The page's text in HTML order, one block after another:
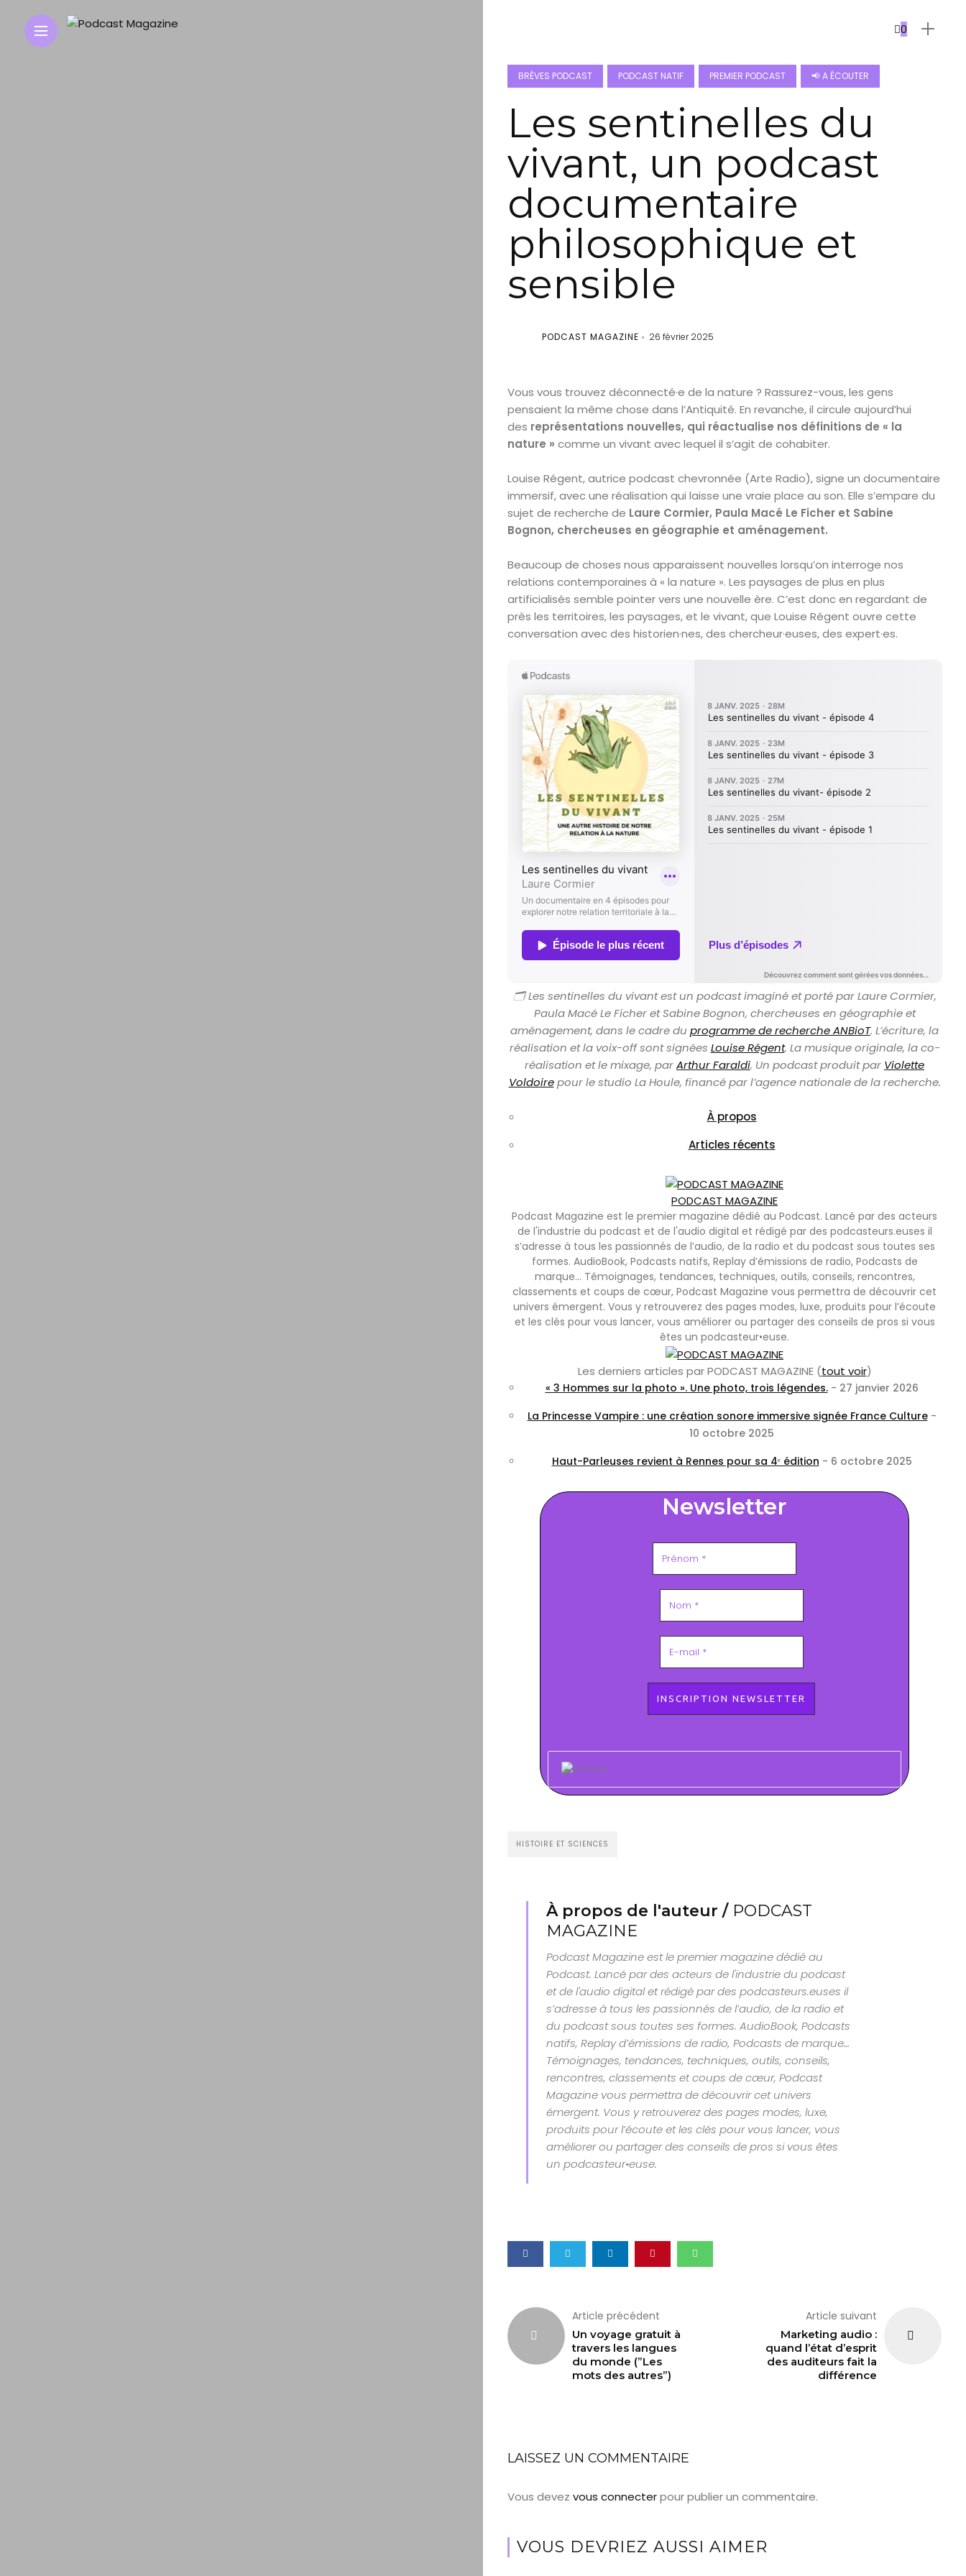
0
BRÈVES PODCAST PODCAST NATIF PREMIER PODCAST 📢 A ÉCOUTER
Les sentinelles du
vivant, un podcast
documentaire
philosophique et
sensible
PODCAST MAGAZINE 26 février 2025
Vous vous trouvez déconnecté·e de la nature ? Rassurez-vous, les gens
pensaient la même chose dans l’Antiquité. En revanche, il circule aujourd’hui
des représentations nouvelles, qui réactualise nos définitions de « la
nature » comme un vivant avec lequel il s’agit de cohabiter.
Louise Régent, autrice podcast chevronnée (Arte Radio), signe un documentaire
immersif, avec une réalisation qui laisse une vraie place au son. Elle s’empare du
sujet de recherche de Laure Cormier, Paula Macé Le Ficher et Sabine
Bognon, chercheuses en géographie et aménagement.
Beaucoup de choses nous apparaissent nouvelles lorsqu’on interroge nos
relations contemporaines à « la nature ». Les paysages de plus en plus
artificialisés semble pointer vers une nouvelle ère. C’est donc en regardant de
près les territoires, les paysages, et le vivant, que Louise Régent ouvre cette
conversation avec des historien·nes, des chercheur·euses, des expert·es.
🗂️ Les sentinelles du vivant est un podcast imaginé et porté par Laure Cormier,
Paula Macé Le Ficher et Sabine Bognon, chercheuses en géographie et
aménagement, dans le cadre du programme de recherche ANBioT. L’écriture, la
réalisation et la voix-off sont signées Louise Régent. La musique originale, la co-
réalisation et le mixage, parArthur Faraldi. Un podcast produit par Violette
Voldoirepour le studio La Houle, financé par l’agence nationale de la recherche.
À propos
Articles récents
PODCAST MAGAZINE
Podcast Magazine est le premier magazine dédié au Podcast. Lancé par des acteurs
de l'industrie du podcast et de l'audio digital et rédigé par des podcasteurs.euses il
s’adresse à tous les passionnés de l’audio, de la radio et du podcast sous toutes ses
formes. AudioBook, Podcasts natifs, Replay d’émissions de radio, Podcasts de
marque… Témoignages, tendances, techniques, outils, conseils, rencontres,
classements et coups de cœur, Podcast Magazine vous permettra de découvrir cet
univers émergent. Vous y retrouverez des pages modes, luxe, produits pour l’écoute
et les clés pour vous lancer, vous améliorer ou partager des conseils de pros si vous
êtes un podcasteur•euse.
Les derniers articles par PODCAST MAGAZINE (tout voir)
« 3 Hommes sur la photo ». Une photo, trois légendes.- 27 janvier 2026
La Princesse Vampire : une création sonore immersive signée France Culture-
10 octobre 2025
Haut-Parleuses revient à Rennes pour sa 4ᵉ édition - 6 octobre 2025
Newsletter
HISTOIRE ET SCIENCES
À propos de l'auteur / PODCAST
MAGAZINE
Podcast Magazine est le premier magazine dédié au
Podcast. Lancé par des acteurs de l'industrie du podcast
et de l'audio digital et rédigé par des podcasteurs.euses il
s’adresse à tous les passionnés de l’audio, de la radio et
du podcast sous toutes ses formes. AudioBook, Podcasts
natifs, Replay d’émissions de radio, Podcasts de marque…
Témoignages, tendances, techniques, outils, conseils,
rencontres, classements et coups de cœur, Podcast
Magazine vous permettra de découvrir cet univers
émergent. Vous y retrouverez des pages modes, luxe,
produits pour l’écoute et les clés pour vous lancer, vous
améliorer ou partager des conseils de pros si vous êtes
un podcasteur•euse.
Article précédent
Un voyage gratuit à
travers les langues
du monde (”Les
mots des autres”)
Article suivant
Marketing audio :
quand l’état d’esprit
des auditeurs fait la
différence
LAISSEZ UN COMMENTAIRE
Vous devez vous connecterpour publier un commentaire.
VOUS DEVRIEZ AUSSI AIMER